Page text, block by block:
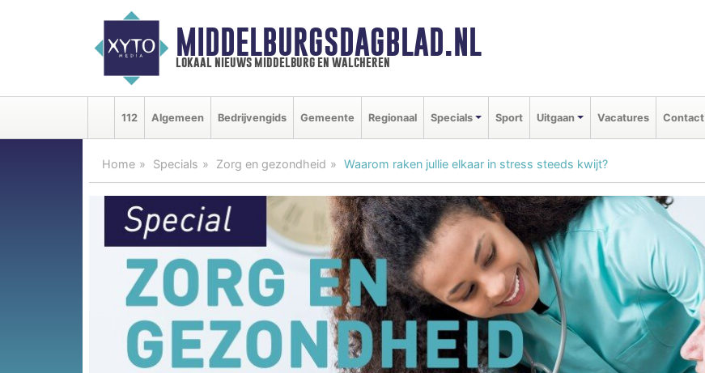
MIDDELBURGSDAGBLAD.NL
lokaal nieuws middelburg en walcheren
112 Algemeen Bedrijvengids Gemeente Regionaal Specials Sport Uitgaan Vacatures Contact
Home Specials Zorg en gezondheid Waarom raken jullie elkaar in stress steeds kwijt?